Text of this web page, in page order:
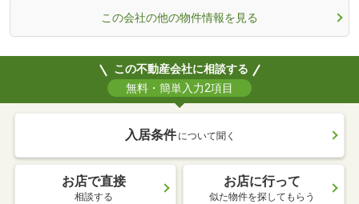
この会社の他の物件情報を見る
この不動産会社に相談する
無料・簡単入力2項目
入居条件 について聞く
お店で直接
相談する
お店に行って
似た物件を探してもらう